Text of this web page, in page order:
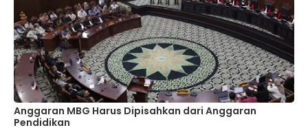
Anggaran MBG Harus Dipisahkan dari Anggaran
Pendidikan